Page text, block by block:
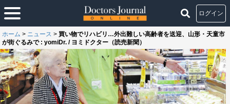
ログイン
ホーム > ニュース > 買い物でリハビリ…外出難しい高齢者を送迎、山形・天童市
が街ぐるみで : yomiDr. / ヨミドクター（読売新聞）